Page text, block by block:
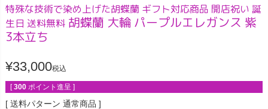
特殊な技術で染め上げた胡蝶蘭 ギフト対応商品 開店祝い 誕
生日 送料無料 胡蝶蘭 大輪 パープルエレガンス 紫
3本立ち
¥33,000税込
[ 300 ポイント進呈 ]
送料パターン 通常商品